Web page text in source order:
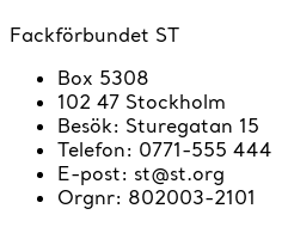
Fackförbundet ST
Box 5308
102 47 Stockholm
Besök: Sturegatan 15
Telefon: 0771-555 444
E-post: st@st.org
Orgnr: 802003-2101